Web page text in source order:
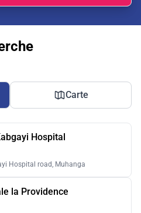
Carte
Hospital
Hospital road, Muhanga
la Providence